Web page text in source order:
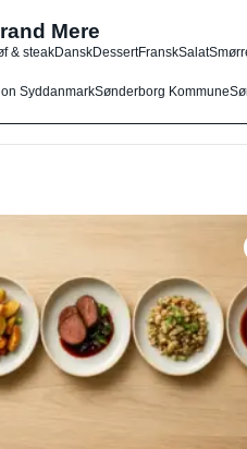
Mere
& steakDanskDessertFranskSalat
SyddanmarkSønderborg Kommune